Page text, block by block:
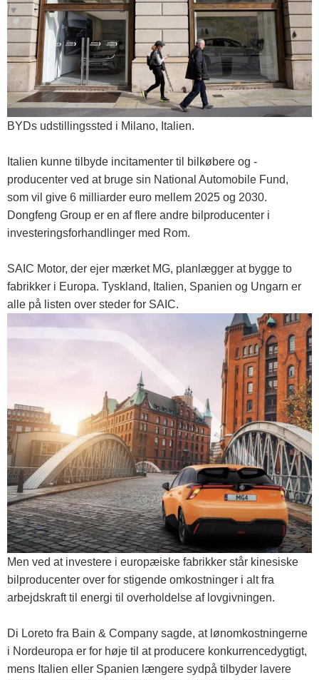
BYDs udstillingssted i Milano, Italien.
Italien kunne tilbyde incitamenter til bilkøbere og -
producenter ved at bruge sin National Automobile Fund,
som vil give 6 milliarder euro mellem 2025 og 2030.
Dongfeng Group er en af ​​flere andre bilproducenter i
investeringsforhandlinger med Rom.
SAIC Motor, der ejer mærket MG, planlægger at bygge to
fabrikker i Europa. Tyskland, Italien, Spanien og Ungarn er
alle på listen over steder for SAIC.
Men ved at investere i europæiske fabrikker står kinesiske
bilproducenter over for stigende omkostninger i alt fra
arbejdskraft til energi til overholdelse af lovgivningen.
Di Loreto fra Bain & Company sagde, at lønomkostningerne
i Nordeuropa er for høje til at producere konkurrencedygtigt,
mens Italien eller Spanien længere sydpå tilbyder lavere